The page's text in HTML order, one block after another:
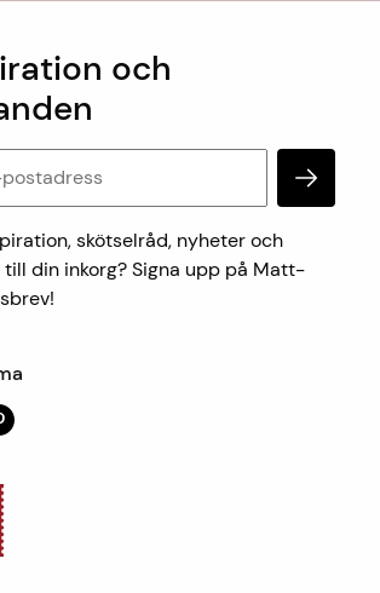
och
skötselråd, nyheter och
din inkorg? Signa upp på Matt-